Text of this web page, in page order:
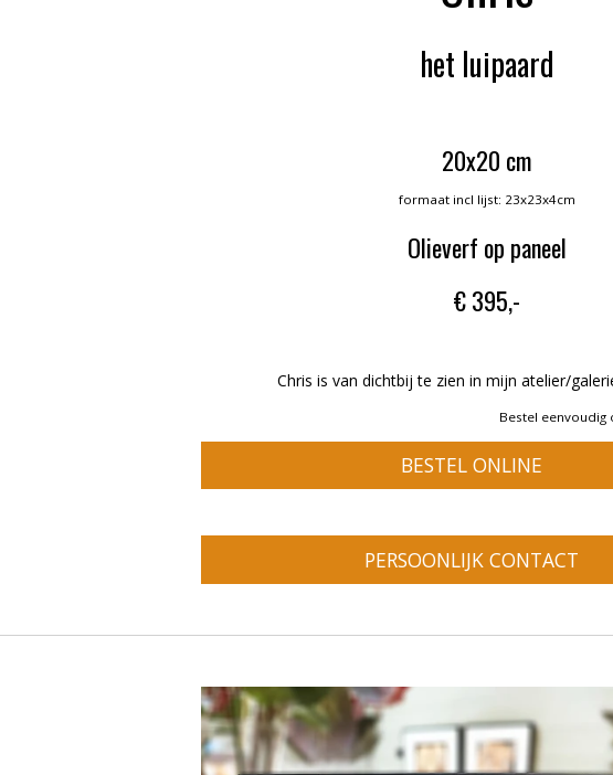
het luipaard
20x20 cm
formaat incl lijst: 23x23x4cm
Olieverf op paneel
€ 395,-
Chris is van dichtbij te zien in mijn atelier/
Bestel
BESTEL ONLINE
PERSOONLIJK CONTACT